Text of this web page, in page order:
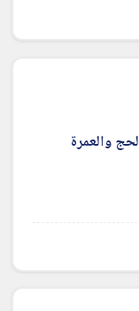
والعمرة